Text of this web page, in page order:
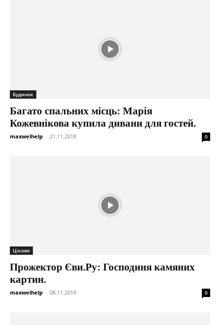
Будинок
Багато спальних місць: Марія
Кожевнікова купила дивани для гостей.
maxwelhelp - 21.11.2018 0
Цікаве
Прожектор Єви.Ру: Господиня камяних
картин.
maxwelhelp - 08.11.2018 0